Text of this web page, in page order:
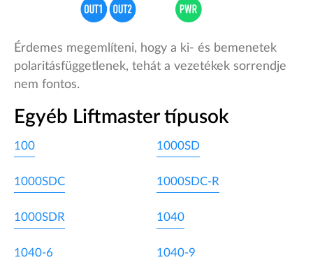
Érdemes megemlíteni, hogy a ki- és bemenetek
polaritásfüggetlenek, tehát a vezetékek sorrendje
nem fontos.
Egyéb Liftmaster típusok
100 1000SD
1000SDC 1000SDC-R
1000SDR 1040
1040-6 1040-9